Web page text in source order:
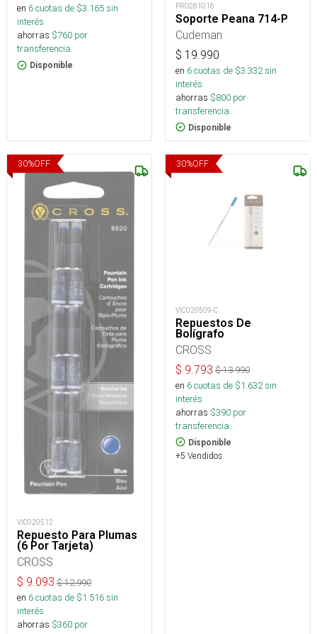
en 6cuotas de $3.165sin
interés
ahorras $760 por
transferencia.
Disponible
PRO281016
Soporte Peana 714-P
Cudeman
$ 19.990
en 6cuotas de $3.332sin
interés
ahorras $800 por
transferencia.
Disponible
30%OFF
VIC020512
Repuesto Para Plumas
(6 Por Tarjeta)
CROSS
$ 9.093 $12.990
en 6cuotas de $1.516sin
interés
ahorras $360 por
30%OFF
VIC020509-C
Repuestos De
Bolígrafo
CROSS
$ 9.793 $13.990
en 6cuotas de $1.632sin
interés
ahorras $390 por
transferencia.
Disponible
+5 Vendidos